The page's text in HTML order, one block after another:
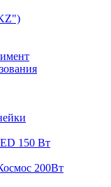
150 Вт
200Вт